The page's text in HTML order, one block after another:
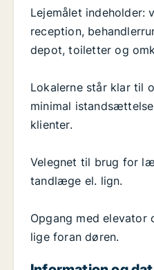
Lejemålet indeholder:
reception,
depot, toiletter og
Lokalerne står klar til
minimal
klienter.
Velegnet til brug for
tandlæge el. lign.
Opgang med elevator
lige foran døren.